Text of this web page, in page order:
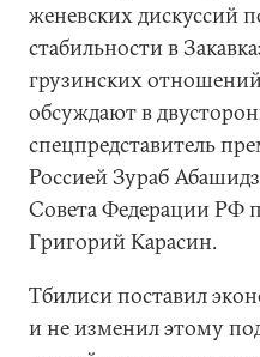
женевских дискуссий
стабильности в
грузинских
обсуждают в
спецпредставитель
Россией Зураб
Совета Федерации РФ
Григорий Карасин.
Тбилиси поставил
и не изменил этому